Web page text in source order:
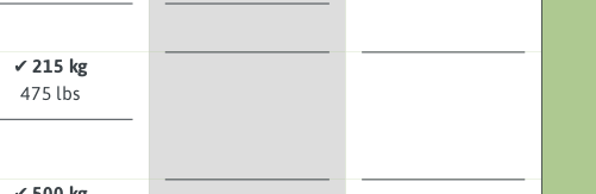
✔215 kg
475 lbs